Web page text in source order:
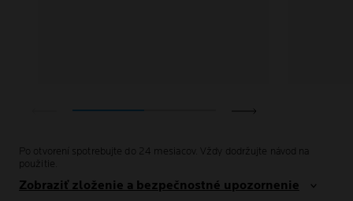
Po otvorení spotrebujte do 24 mesiacov. Vždy dodržujte návod na
použitie.
Zobraziť zloženie a bezpečnostné upozornenie